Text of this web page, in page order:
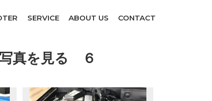
SERVICE ABOUT US CONTACT
真を見る ６